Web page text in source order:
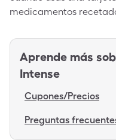
medicamentos
Aprende más
Intense
Cupones/Precios
Preguntas